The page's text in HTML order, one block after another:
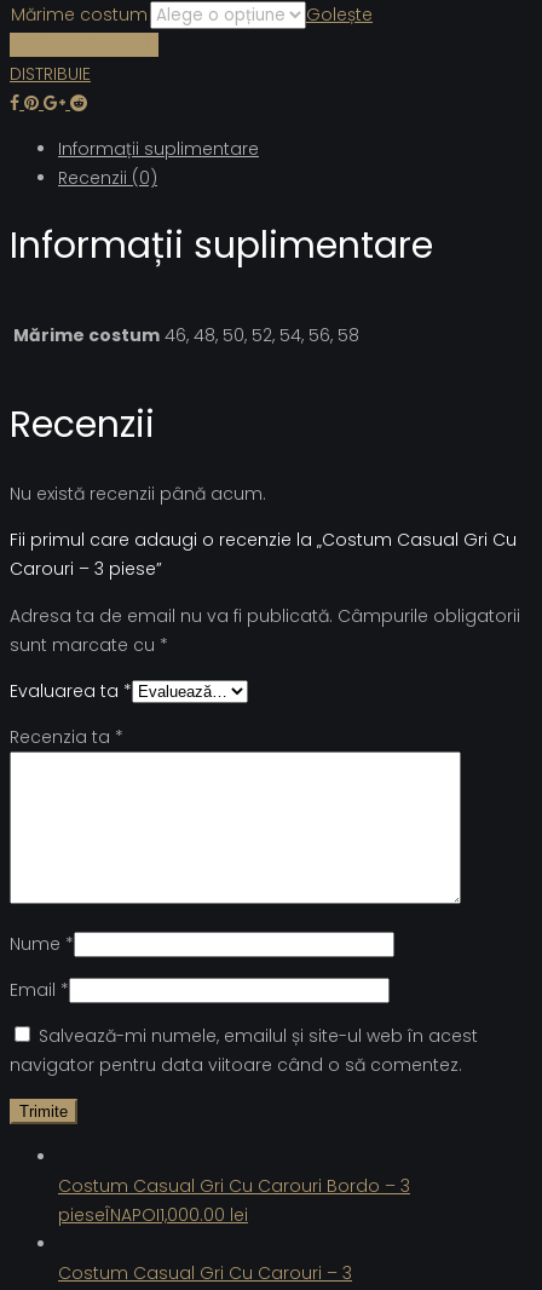
Mărime costum
Golește
DISTRIBUIE
Informații suplimentare
Recenzii (0)
Informații suplimentare
Mărime costum 46, 48, 50, 52, 54, 56, 58
Recenzii
Nu există recenzii până acum.
Fii primul care adaugi o recenzie la „Costum Casual Gri Cu
Carouri – 3 piese”
Adresa ta de email nu va fi publicată. Câmpurile obligatorii
sunt marcate cu *
Evaluarea ta *
Recenzia ta *
Nume *
Email *
Salvează-mi numele, emailul și site-ul web în acest
navigator pentru data viitoare când o să comentez.
Costum Casual Gri Cu Carouri Bordo – 3
pieseÎNAPOI1,000.00 lei
Costum Casual Gri Cu Carouri – 3